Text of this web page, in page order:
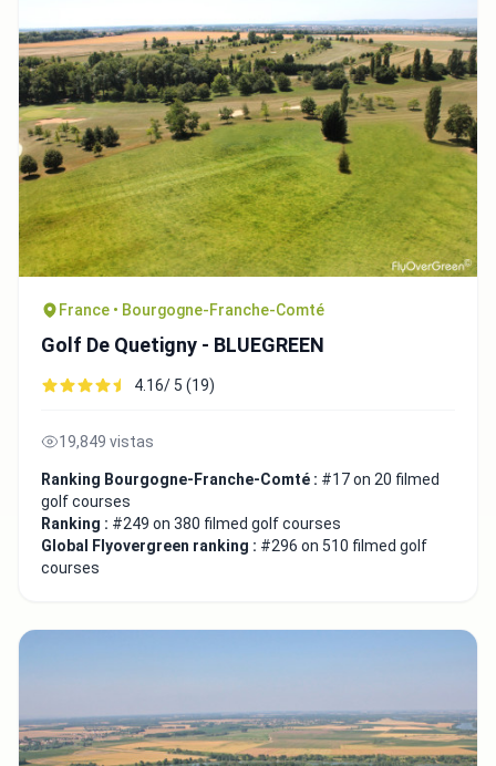
France • Bourgogne-Franche-Comté
Golf De Quetigny - BLUEGREEN
4.16/ 5 (19)
19,849 vistas
Ranking Bourgogne-Franche-Comté : #17 on 20 filmed
golf courses
Ranking : #249 on 380 filmed golf courses
Global Flyovergreen ranking : #296 on 510 filmed golf
courses